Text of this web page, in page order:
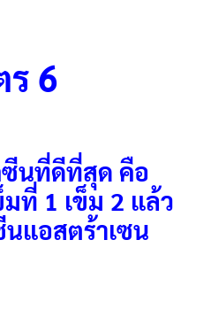
6
นที่ดีที่สุด คือ
ที่ 1 เข็ม 2 แล้ว
แอสตร้าเซน